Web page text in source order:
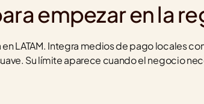
empezar en la
LATAM. Integra medios de pago locales
Su límite aparece cuando el negocio